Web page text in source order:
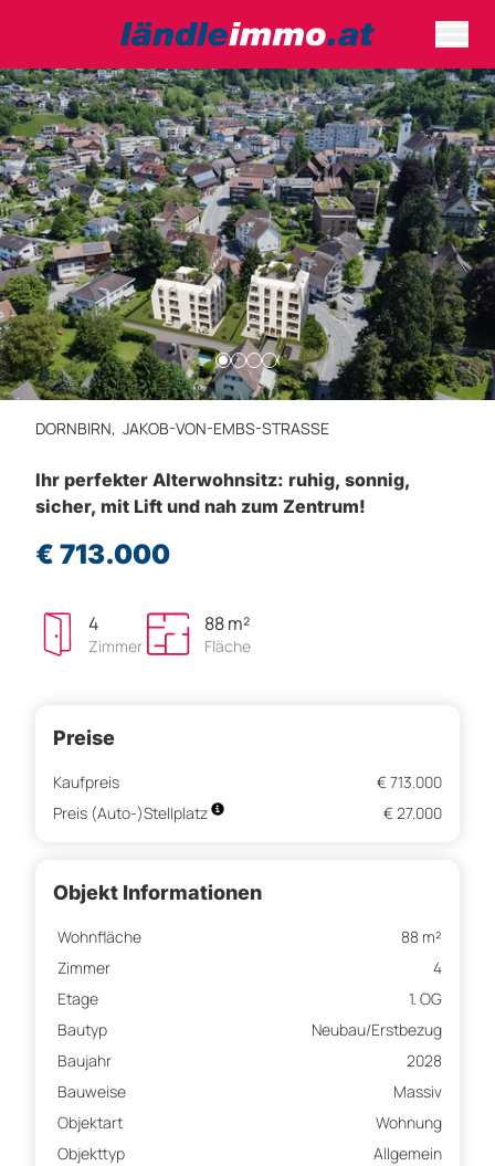
DORNBIRN, JAKOB-VON-EMBS-STRASSE
Ihr perfekter Alterwohnsitz: ruhig, sonnig,
sicher, mit Lift und nah zum Zentrum!
€ 713.000
4
Zimmer
88 m²
Fläche
Preise
Kaufpreis
€ 713.000
Preis (Auto-)Stellplatz
€ 27.000
Objekt Informationen
Wohnfläche
88 m²
Zimmer
4
Etage
1. OG
Bautyp
Neubau/Erstbezug
Baujahr
2028
Bauweise
Massiv
Objektart
Wohnung
Objekttyp
Allgemein